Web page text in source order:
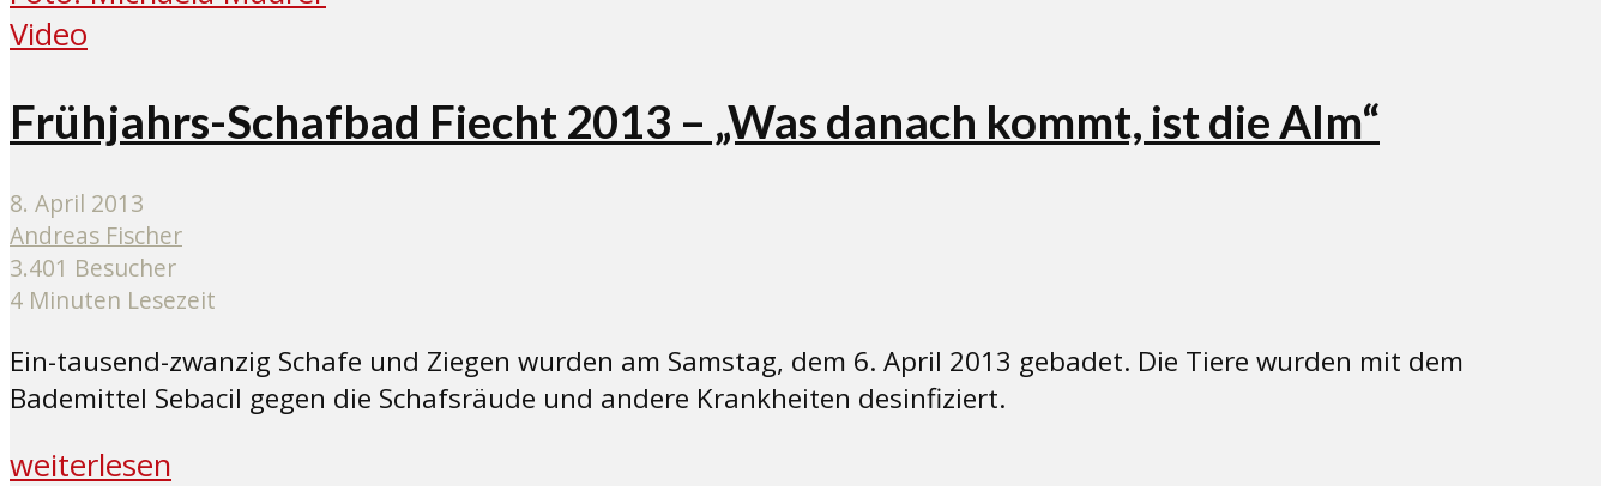
Video
Frühjahrs-Schafbad Fiecht 2013 – „Was danach kommt, ist die Alm“
8. April 2013
Andreas Fischer
3.401 Besucher
4 Minuten Lesezeit
Ein-tausend-zwanzig Schafe und Ziegen wurden am Samstag, dem 6. April 2013 gebadet. Die Tiere wurden mit dem
Bademittel Sebacil gegen die Schafsräude und andere Krankheiten desinfiziert.
weiterlesen